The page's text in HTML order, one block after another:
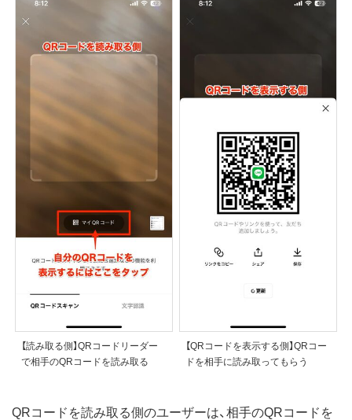
【読み取る側】QRコードリーダー
で相手のQRコードを読み取る
【QRコードを表示する側】QRコー
ドを相手に読み取ってもらう
QRコードを読み取る側のユーザーは、相手のQRコードを